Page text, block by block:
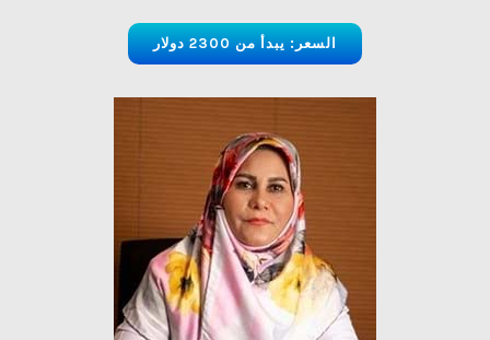
السعر: يبدأ من 2300 دولار